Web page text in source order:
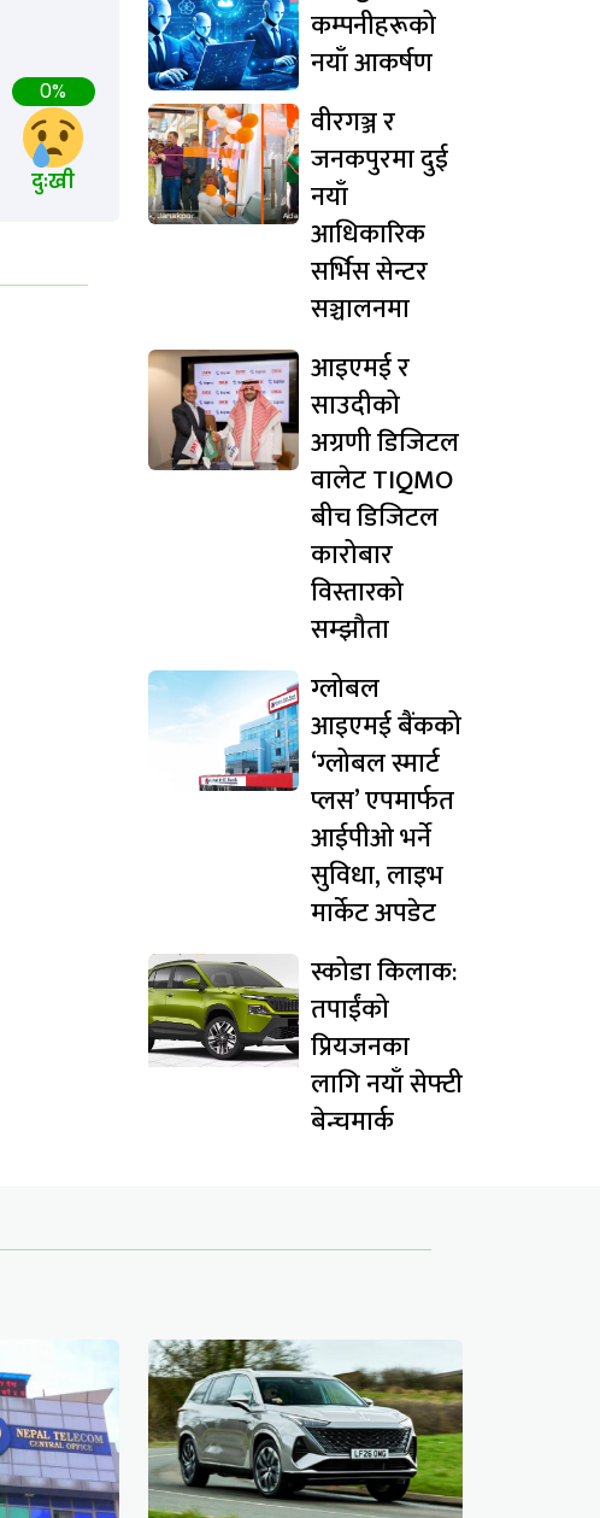
0%
दुःखी
कम्पनीहरूको
नयाँ आकर्षण
वीरगञ्ज र
जनकपुरमा दुई
नयाँ
आधिकारिक
सर्भिस सेन्टर
सञ्चालनमा
आइएमई र
साउदीको
अग्रणी डिजिटल
वालेट TIQMO
बीच डिजिटल
कारोबार
विस्तारको
सम्झौता
ग्लोबल
आइएमई बैंकको
‘ग्लोबल स्मार्ट
प्लस’ एपमार्फत
आईपीओ भर्ने
सुविधा, लाइभ
मार्केट अपडेट
स्कोडा किलाक:
तपाईंको
प्रियजनका
लागि नयाँ सेफ्टी
बेन्चमार्क